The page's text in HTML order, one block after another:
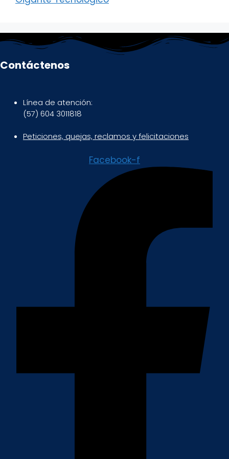
Contáctenos
Línea de atención:
(57) 604 3011818
Peticiones, quejas, reclamos y felicitaciones
Facebook-f